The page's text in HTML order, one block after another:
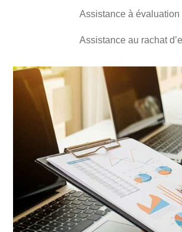
Assistance à évaluation
Assistance au rachat